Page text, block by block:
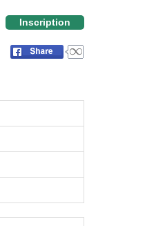
Inscription